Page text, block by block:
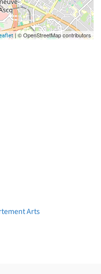
| © OpenStreetMap contributors
Arts